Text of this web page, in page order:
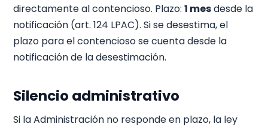
directamente al contencioso. Plazo: 1 mesdesde la
notificación (art. 124 LPAC). Si se desestima, el
plazo para el contencioso se cuenta desde la
notificación de la desestimación.
Silencio administrativo
Si la Administración no responde en plazo, la ley